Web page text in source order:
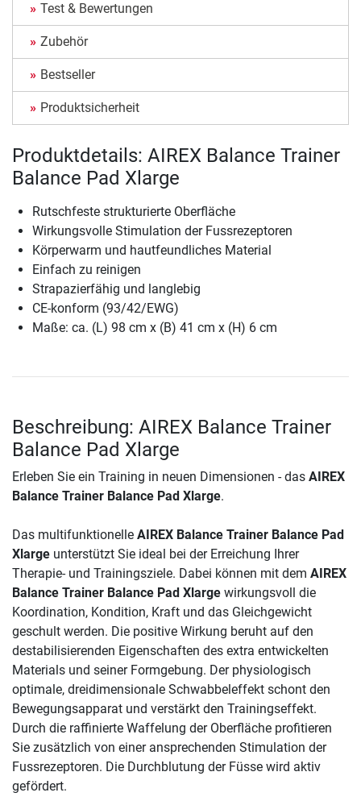
Test & Bewertungen
Zubehör
Bestseller
Produktsicherheit
Produktdetails: AIREX Balance Trainer
Balance Pad Xlarge
Rutschfeste strukturierte Oberfläche
Wirkungsvolle Stimulation der Fussrezeptoren
Körperwarm und hautfeundliches Material
Einfach zu reinigen
Strapazierfähig und langlebig
CE-konform (93/42/EWG)
Maße: ca. (L) 98 cm x (B) 41 cm x (H) 6 cm
Beschreibung: AIREX Balance Trainer
Balance Pad Xlarge
Erleben Sie ein Training in neuen Dimensionen - das AIREX
Balance Trainer Balance Pad Xlarge.
Das multifunktionelle AIREX Balance Trainer Balance Pad
Xlarge unterstützt Sie ideal bei der Erreichung Ihrer
Therapie- und Trainingsziele. Dabei können mit dem AIREX
Balance Trainer Balance Pad Xlarge wirkungsvoll die
Koordination, Kondition, Kraft und das Gleichgewicht
geschult werden. Die positive Wirkung beruht auf den
destabilisierenden Eigenschaften des extra entwickelten
Materials und seiner Formgebung. Der physiologisch
optimale, dreidimensionale Schwabbeleffekt schont den
Bewegungsapparat und verstärkt den Trainingseffekt.
Durch die raffinierte Waffelung der Oberfläche profitieren
Sie zusätzlich von einer ansprechenden Stimulation der
Fussrezeptoren. Die Durchblutung der Füsse wird aktiv
gefördert.